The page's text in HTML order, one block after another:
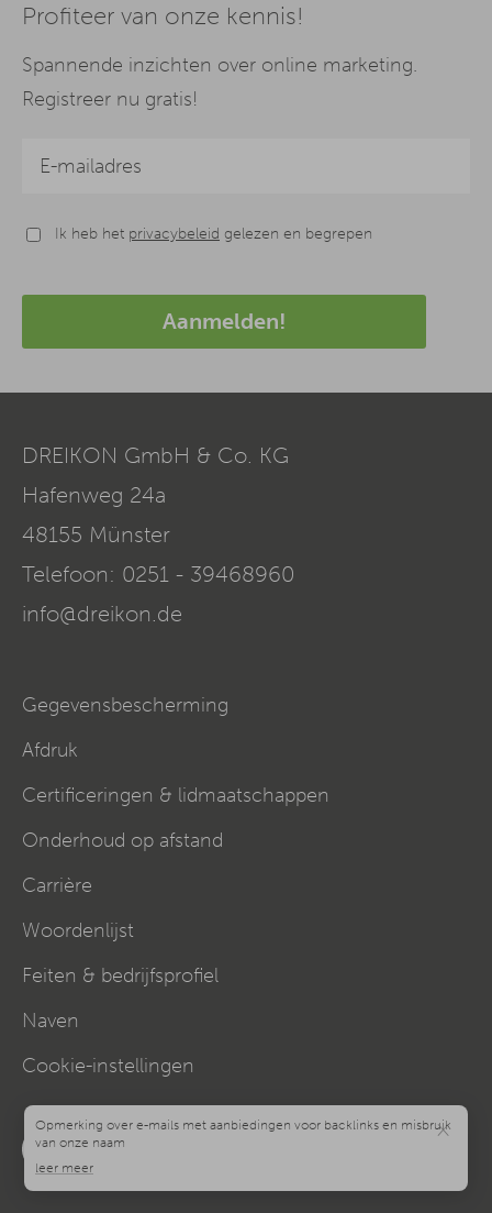
Profiteer van onze kennis!
Spannende inzichten over online marketing.
Registreer nu gratis!
Ik heb het privacybeleid gelezen en begrepen
Aanmelden!
DREIKON GmbH & Co. KG
Hafenweg 24a
48155 Münster
Telefoon: 0251 - 39468960
info@dreikon.de
Gegevensbescherming
Afdruk
Certificeringen & lidmaatschappen
Onderhoud op afstand
Carrière
Woordenlijst
Feiten & bedrijfsprofiel
Naven
Cookie-instellingen
×